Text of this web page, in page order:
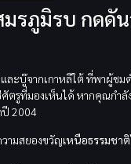
มรภูมิรบ กดดั
ละบู๊จากเกาหลีใต้ ที่พาผู้ชม
ตรูที่มองเห็นได้ หากคุณกำลั
2004
ามสยองขวัญเหนือธรรมชาติ